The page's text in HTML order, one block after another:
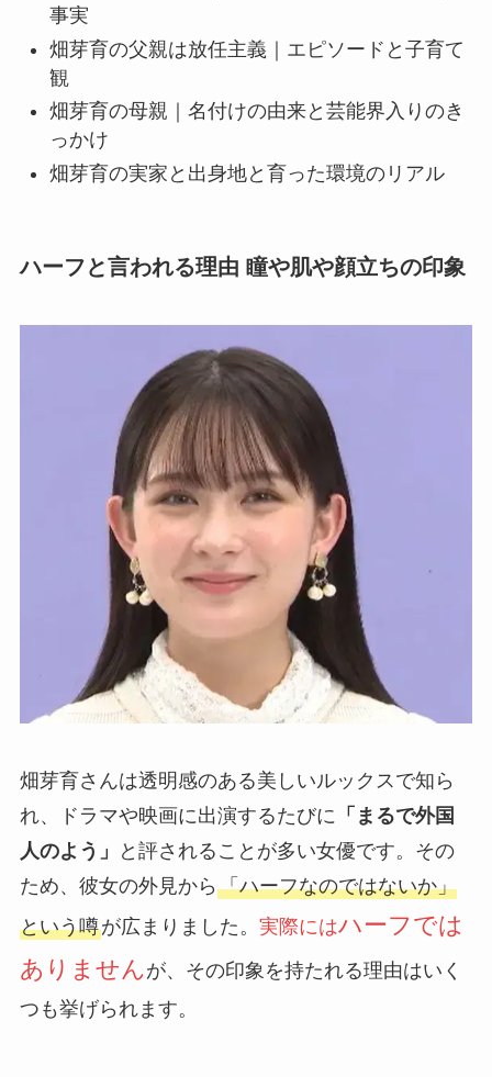
事実
畑芽育の父親は放任主義｜エピソードと子育て
観
畑芽育の母親｜名付けの由来と芸能界入りのき
っかけ
畑芽育の実家と出身地と育った環境のリアル
ハーフと言われる理由 瞳や肌や顔立ちの印象
畑芽育さんは透明感のある美しいルックスで知ら
れ、ドラマや映画に出演するたびに 「まるで外国
人のよう」
と評されることが多い女優です。その
ため、彼女の外見から 「ハーフなのではないか」
という噂が広まりました。 実際にはハーフでは
ありませんが、その印象を持たれる理由はいく
つも挙げられます。